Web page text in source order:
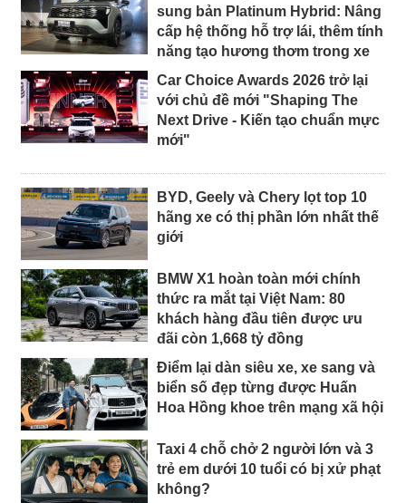
sung bản Platinum Hybrid: Nâng
cấp hệ thống hỗ trợ lái, thêm tính
năng tạo hương thơm trong xe
Car Choice Awards 2026 trở lại
với chủ đề mới "Shaping The
Next Drive - Kiến tạo chuẩn mực
mới"
BYD, Geely và Chery lọt top 10
hãng xe có thị phần lớn nhất thế
giới
BMW X1 hoàn toàn mới chính
thức ra mắt tại Việt Nam: 80
khách hàng đầu tiên được ưu
đãi còn 1,668 tỷ đồng
Điểm lại dàn siêu xe, xe sang và
biển số đẹp từng được Huấn
Hoa Hồng khoe trên mạng xã hội
Taxi 4 chỗ chở 2 người lớn và 3
trẻ em dưới 10 tuổi có bị xử phạt
không?